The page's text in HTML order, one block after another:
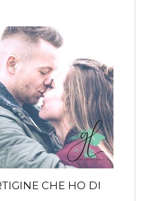
CHE HO DI